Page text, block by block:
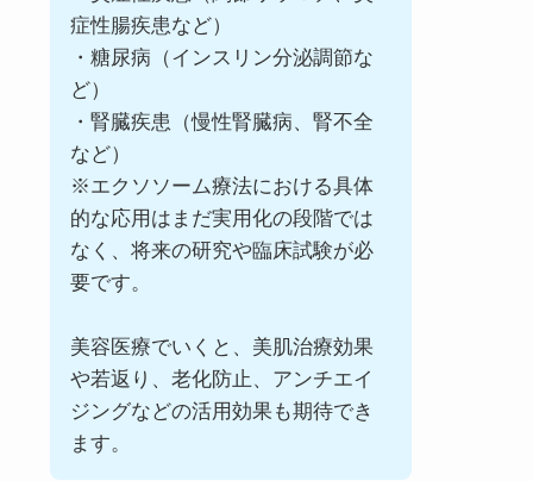
症性腸疾患など）
・糖尿病（インスリン分泌調節な
ど）
・腎臓疾患（慢性腎臓病、腎不全
など）
※エクソソーム療法における具体
的な応用はまだ実用化の段階では
なく、将来の研究や臨床試験が必
要です。
美容医療でいくと、美肌治療効果
や若返り、老化防止、アンチエイ
ジングなどの活用効果も期待でき
ます。